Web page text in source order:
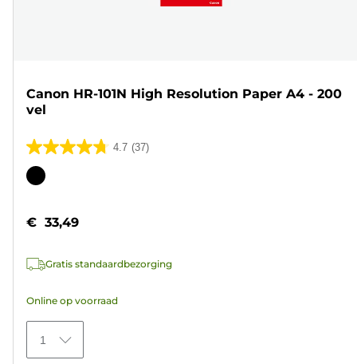
Canon HR-101N High Resolution Paper A4 - 200
vel
4.7 (37)
4.7
van
sterren.
beoordelingen
Kleurencartridge
€ 33,49
Gratis standaardbezorging
Online op voorraad
1